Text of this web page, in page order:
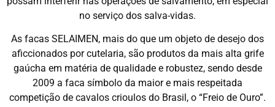
no serviço dos salva-vidas.
As facas SELAIMEN, mais do que um objeto de desejo dos
aficcionados por cutelaria, são produtos da mais alta grife
gaúcha em matéria de qualidade e robustez, sendo desde
2009 a faca símbolo da maior e mais respeitada
competição de cavalos crioulos do Brasil, o “Freio de Ouro”.